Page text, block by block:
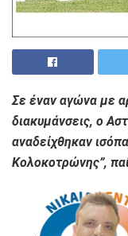
Σε έναν αγώνα με
διακυμάνσεις, ο
αναδείχθηκαν
Κολοκοτρώνης”,